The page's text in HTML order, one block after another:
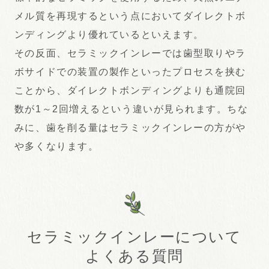
メル質を再現するという点においてダイレクトボ
ンディングより優れているといえます。
その反面、セラミックインレーでは歯型取りやラ
ボサイドでの装置の製作といったプロセスを挟む
ことから、ダイレクトボンディングよりも通院回
数が1～2回増えるという違いが見られます。ちな
みに、歯を削る量はセラミックインレーの方がや
や多くなります。
セラミックインレーについて
よくある質問